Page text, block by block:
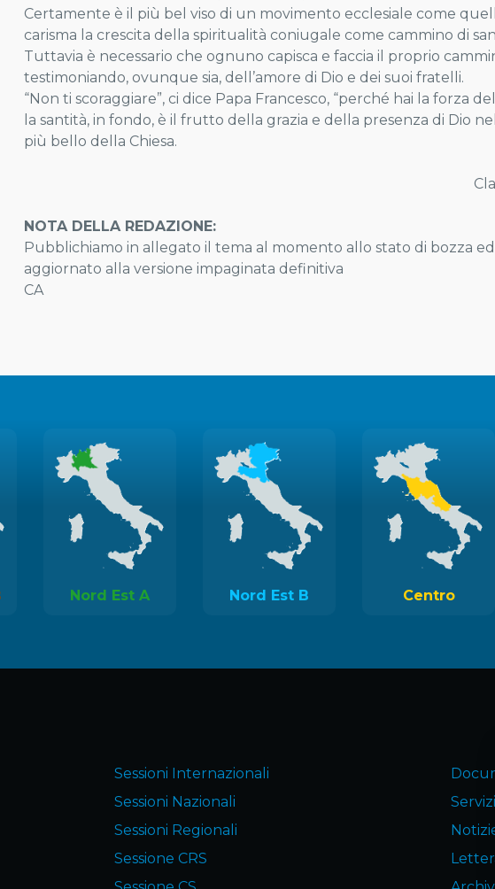
Certamente è il più bel viso di un movimento ecclesiale come
carisma la crescita della spiritualità coniugale come cammino di
Tuttavia è necessario che ognuno capisca e faccia il proprio
testimoniando, ovunque sia, dell’amore di Dio e dei suoi fratelli.
“Non ti scoraggiare”, ci dice Papa Francesco, “perché hai la forza
la santità, in fondo, è il frutto della grazia e della presenza di Dio
più bello della Chiesa.
NOTA DELLA REDAZIONE:
Pubblichiamo in allegato il tema al momento allo stato di bozza
aggiornato alla versione impaginata definitiva
CA
Nord Est A Nord Est B Centro
Sessioni Internazionali
Sessioni Nazionali
Sessioni Regionali
Sessione CRS